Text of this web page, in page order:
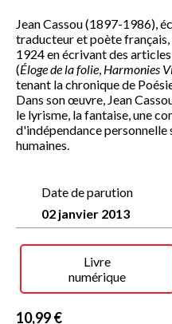
Jean Cassou (1897-1986),
traducteur et poète
1924 en écrivant des articles
(Éloge de la folie, Harmonies
tenant la chronique de
Dans son œuvre, Jean
le lyrisme, la fantaise, une
d'indépendance personnelle
humaines.
Date de parution
02 janvier 2013
Livre
numérique
10,99 €